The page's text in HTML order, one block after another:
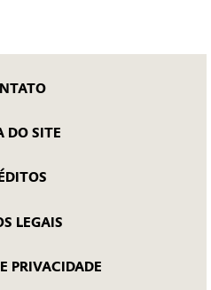
DO SITE
LEGAIS
PRIVACIDADE